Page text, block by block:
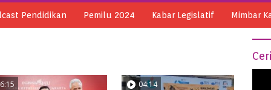
Pendidikan Pemilu 2024 Kabar Legislatif Mimbar
04:14